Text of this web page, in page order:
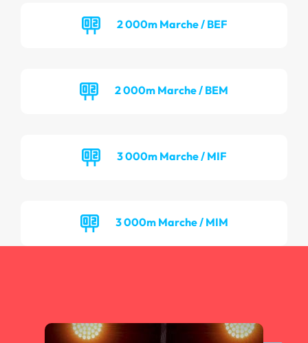
2 000m Marche / BEF
2 000m Marche / BEM
3 000m Marche / MIF
3 000m Marche / MIM